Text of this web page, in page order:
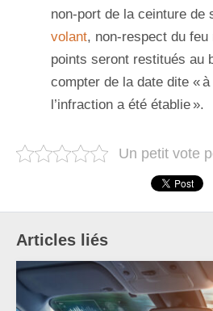
non-port de la ceinture de
volant, non-respect du
points seront restitués au
compter de la date dite «
l’infraction a été établie ».
Un petit vote
Articles liés